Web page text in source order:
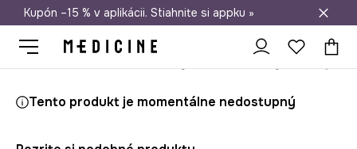
Doprava zadarmo od 50 €
Kupón –15 % v aplikácii. Stiahnite si appku »
Tento produkt je momentálne nedostupný